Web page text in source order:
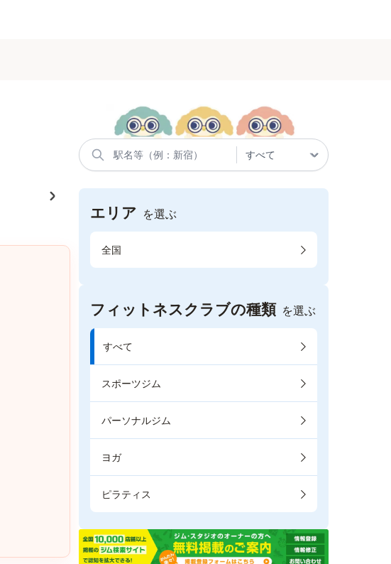
エリア を選ぶ
全国
フィットネスクラブの種類 を選ぶ
すべて
スポーツジム
パーソナルジム
ヨガ
ピラティス